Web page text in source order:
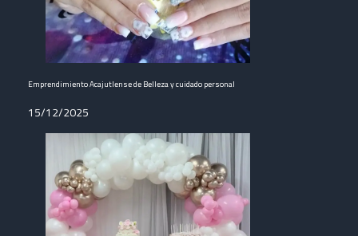
Emprendimiento Acajutlense de Belleza y cuidado personal
15/12/2025